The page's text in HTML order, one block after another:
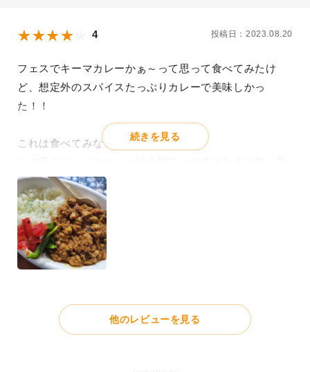
4 投稿日：2023.08.20
フェスでキーマカレーかぁ～って思って食べてみたけ
ど、想定外のスパイスたっぷりカレーで美味しかっ
た！！
これは食べてみないと分からないわ！
がする。
看板がちょっと可愛らしい感じだから、もっと優しい味
かと思ったけど、一口食べるとスパイスが滅茶苦茶主張
してきてビックリ！
バナナシェイクも飲んだけど、バナナ味とかじゃなく
て、しっかりバナナで美味しかった！
続きを見る
他のレビューを見る